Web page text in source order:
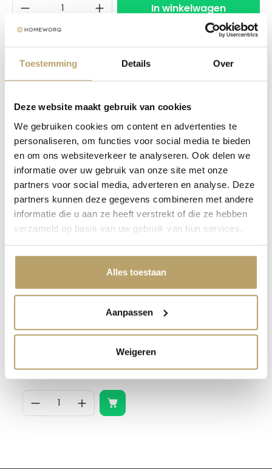
Toestemming Details Over
Deze website maakt gebruik van cookies
We gebruiken cookies om content en advertenties te
personaliseren, om functies voor social media te bieden
en om ons websiteverkeer te analyseren. Ook delen we
informatie over uw gebruik van onze site met onze
partners voor social media, adverteren en analyse. Deze
partners kunnen deze gegevens combineren met andere
informatie die u aan ze heeft verstrekt of die ze hebben
verzameld op basis van uw gebruik van hun services.
Alles toestaan
Aanpassen
Weigeren
In winkelwagen
Beschrijving
om te zorgen dat de geleider van de wand loopt en
daarmee langs het scharnier…
Eigenschappen
Reviews
Andere kleuren
3,95